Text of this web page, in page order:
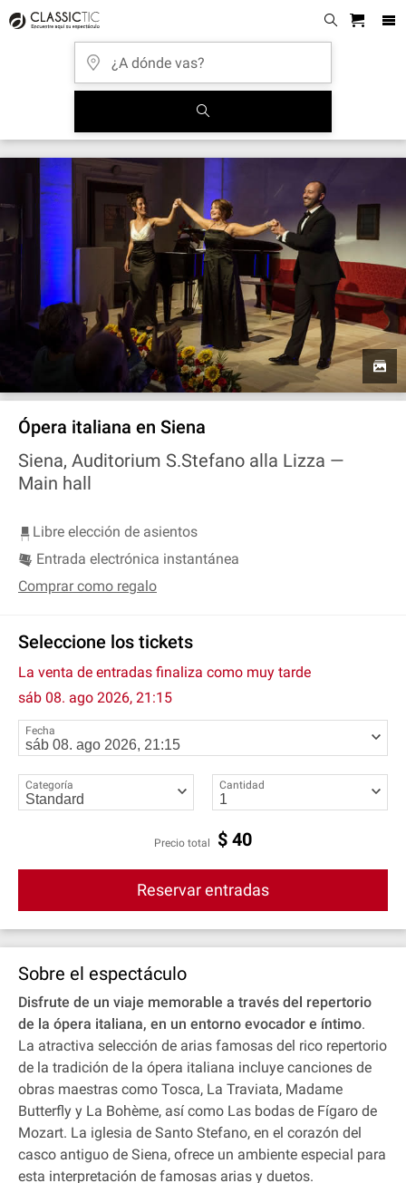
Ópera italiana en Siena
Siena, Auditorium S.Stefano alla Lizza —
Main hall
Libre elección de asientos
Entrada electrónica instantánea
Comprar como regalo
Seleccione los tickets
La venta de entradas finaliza como muy tarde
sáb 08. ago 2026, 21:15
Fecha
Categoría Cantidad
Precio total $ 40
Reservar entradas
Sobre el espectáculo
Disfrute de un viaje memorable a través del repertorio
de la ópera italiana, en un entorno evocador e íntimo.
La atractiva selección de arias famosas del rico repertorio
de la tradición de la ópera italiana incluye canciones de
obras maestras como Tosca, La Traviata, Madame
Butterfly y La Bohème, así como Las bodas de Fígaro de
Mozart. La iglesia de Santo Stefano, en el corazón del
casco antiguo de Siena, ofrece un ambiente especial para
esta interpretación de famosas arias y duetos.